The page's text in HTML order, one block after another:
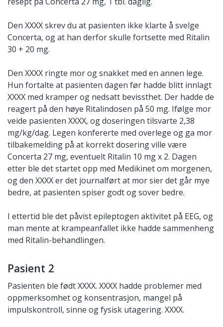
Den XXXX skrev du at pasienten ikke klarte å svelge
Concerta, og at han derfor skulle fortsette med Ritalin
30 + 20 mg.
Den XXXX ringte mor og snakket med en annen lege.
Hun fortalte at pasienten dagen før hadde blitt innlagt
XXXX med kramper og nedsatt bevissthet. Der hadde de
reagert på den høye Ritalindosen på 50 mg. Ifølge mor
veide pasienten XXXX, og doseringen tilsvarte 2,38
mg/kg/dag. Legen konfererte med overlege og ga mor
tilbakemelding på at korrekt dosering ville være
Concerta 27 mg, eventuelt Ritalin 10 mg x 2. Dagen
etter ble det startet opp med Medikinet om morgenen,
og den XXXX er det journalført at mor sier det går mye
bedre, at pasienten spiser godt og sover bedre.
I ettertid ble det påvist epileptogen aktivitet på EEG, og
man mente at krampeanfallet ikke hadde sammenheng
med Ritalin-behandlingen.
Pasient 2
Pasienten ble født XXXX. XXXX hadde problemer med
oppmerksomhet og konsentrasjon, mangel på
impulskontroll, sinne og fysisk utagering. XXXX.